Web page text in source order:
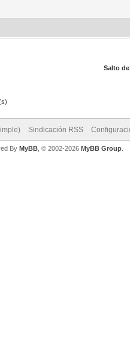
Salto
Sindicación RSS
By MyBB , © 2002-2026 MyBB Group